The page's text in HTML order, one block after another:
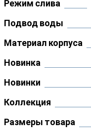
Режим слива
Подвод воды
Материал корпуса
Новинка
Новинки
Коллекция
Размеры товара